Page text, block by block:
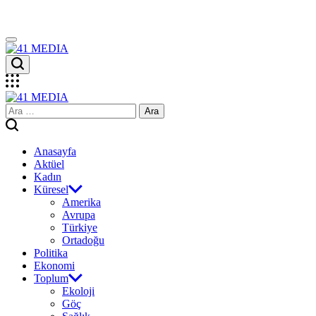
Skip
to
content
41
MEDIA
41
MEDIA
Arama:
Anasayfa
Aktüel
Kadın
Küresel
Amerika
Avrupa
Türkiye
Ortadoğu
Politika
Ekonomi
Toplum
Ekoloji
Göç